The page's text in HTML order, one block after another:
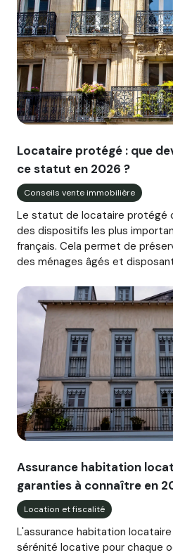
Image illustrant l'article
Locataire protégé : que
ce statut en 2026 ?
Conseils vente immobilière
Le statut de locataire protégé
des dispositifs les plus
français. Cela permet de
des ménages âgés et
Image illustrant l'article
Assurance habitation
garanties à connaître en
Location et fiscalité
L'assurance habitation
sérénité locative pour chaque